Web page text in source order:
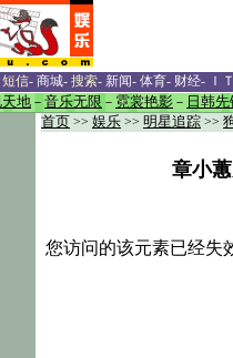
短信- 商城- 搜索- 新闻- 体育- 财经- Ｉ
地 － 音乐无限 － 霓裳艳影 － 日韩先
首页 >> 娱乐 >> 明星追踪 >>
章小